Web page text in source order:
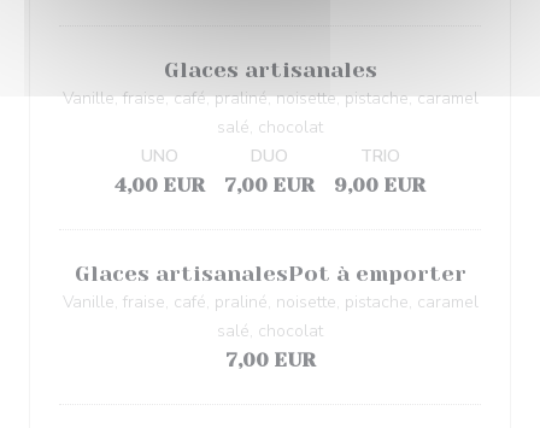
Glaces artisanales
Vanille, fraise, café, praliné, noisette, pistache, caramel
salé, chocolat
4,00 EUR
UNO
7,00 EUR
DUO
9,00 EUR
TRIO
Glaces artisanalesPot à emporter
Vanille, fraise, café, praliné, noisette, pistache, caramel
salé, chocolat
7,00 EUR